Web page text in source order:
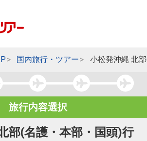
国内旅行・ツアー 小松発沖縄 北
旅行内容選択
部(名護・本部・国頭)行